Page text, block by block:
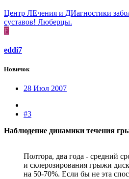
Центр ЛЕчения и ДИагностики
суставов! Люберцы.
E
eddi7
Новичок
28 Июл 2007
#3
Наблюдение динамики течения
Полтора, два года - средний
и склерозирования грыжи
на 50-70%. Если бы не эта